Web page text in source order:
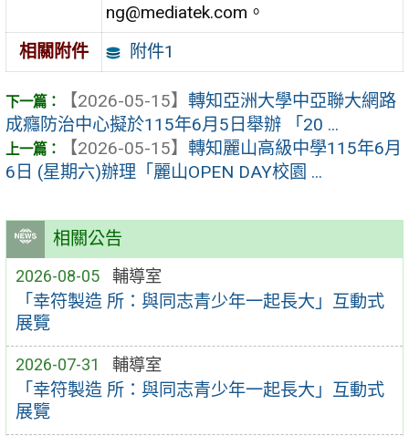
相關公告
2026-08-05 輔導室
「幸符製造 所：與同志青少年一起長大」互動式
展覽
2026-07-31 輔導室
「幸符製造 所：與同志青少年一起長大」互動式
展覽
ng@mediatek.com。
相關附件
附件1
【2026-05-15】 轉知亞洲大學中亞聯大網路
成癮防治中心擬於115年6月5日舉辦 「20 ...
【2026-05-15】 轉知麗山高級中學115年6月
6日 (星期六)辦理「麗山OPEN DAY校園 ...